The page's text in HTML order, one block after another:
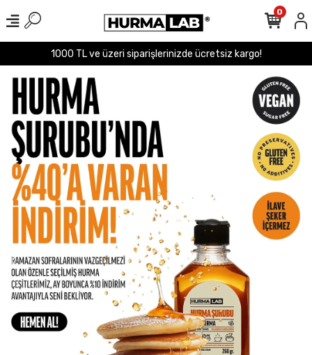
1000 TL ve üzeri siparişlerinizde ücretsiz kargo!
0